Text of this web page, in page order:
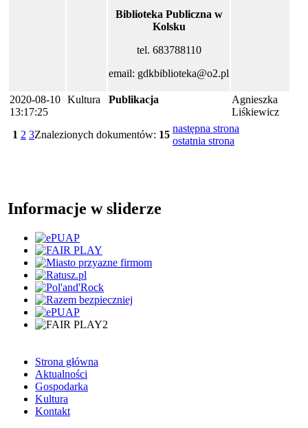
Biblioteka Publiczna w
Kolsku
tel. 683788110
email: gdkbiblioteka@o2.pl
2020-08-10
13:17:25
Kultura Publikacja
Agnieszka
Liśkiewicz
1 2 3Znalezionych dokumentów: 15
następna strona
ostatnia strona
Informacje w sliderze
Strona główna
Aktualności
Gospodarka
Kultura
Kontakt